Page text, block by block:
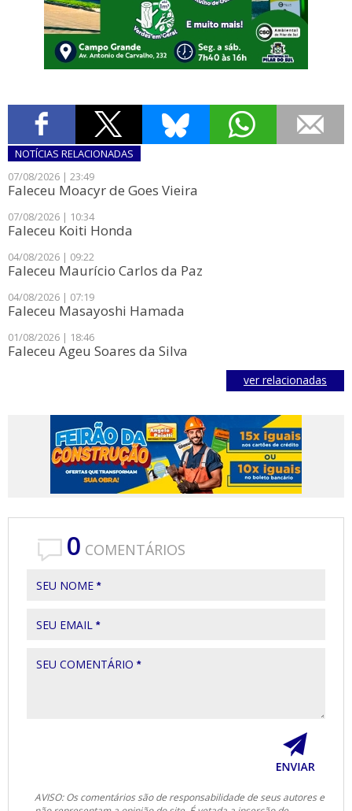
NOTÍCIAS RELACIONADAS
07/08/2026 | 23:49
Faleceu Moacyr de Goes Vieira
07/08/2026 | 10:34
Faleceu Koiti Honda
04/08/2026 | 09:22
Faleceu Maurício Carlos da Paz
04/08/2026 | 07:19
Faleceu Masayoshi Hamada
01/08/2026 | 18:46
Faleceu Ageu Soares da Silva
ver relacionadas
0 COMENTÁRIOS
SEU NOME *
SEU EMAIL *
SEU COMENTÁRIO *
AVISO: Os comentários são de responsabilidade de seus autores e